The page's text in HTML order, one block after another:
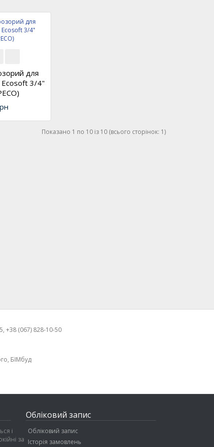
для
Ecosoft 3/4"
Показано 1 по 10 із 10 (всього сторінок: 1)
+38 (067) 828-10-50
БІМбуд
і
за
Обліковий запис
Обліковий запис
Історія замовлень